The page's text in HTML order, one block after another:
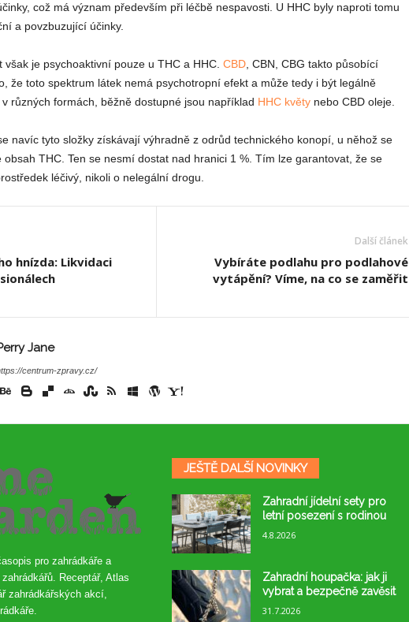
což má význam především při léčbě nespavosti. U HHC byly naproti tomu
a povzbuzující účinky.
však je psychoaktivní pouze u THC a HHC. CBD, CBN, CBG takto působící
že toto spektrum látek nemá psychotropní efekt a může tedy i být legálně
v různých formách, běžně dostupné jsou například HHC květynebo CBD oleje.
navíc tyto složky získávají výhradně z odrůd technického konopí, u něhož se
obsah THC. Ten se nesmí dostat nad hranici 1 %. Tím lze garantovat, že se
léčivý, nikoli o nelegální drogu.
hnízda: Likvidaci
Další článek
Vybíráte podlahu pro podlahové
vytápění? Víme, na co se zaměřit
Jane
centrum-zpravy.cz/
pro zahrádkáře a
Receptář, Atlas
zahrádkářských akcí,
JEŠTĚ DALŠÍ NOVINKY
Zahradní jídelní sety pro
letní posezení s rodinou
4.8.2026
Zahradní houpačka: jak ji
vybrat a bezpečně zavěsit
31.7.2026